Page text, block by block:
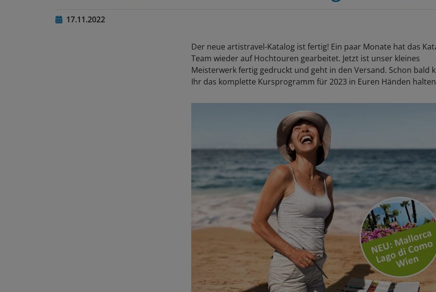
17.11.2022
Der neue artistravel-Katalog ist fertig! Ein paar Monate hat das
Team wieder auf Hochtouren gearbeitet. Jetzt ist unser kleines
Meisterwerk fertig gedruckt und geht in den Versand. Schon bald
Ihr das komplette Kursprogramm für 2023 in Euren Händen